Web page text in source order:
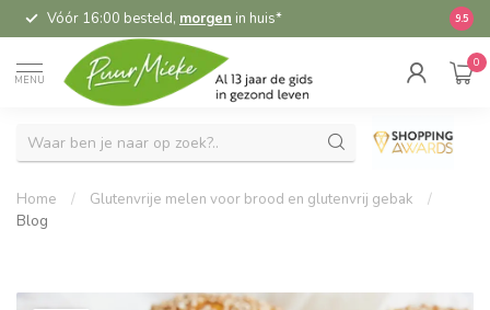
Vóór 16:00 besteld, morgen in huis* 9.5
MENU
0
Home / Glutenvrije melen voor brood en glutenvrij gebak
/
Blog